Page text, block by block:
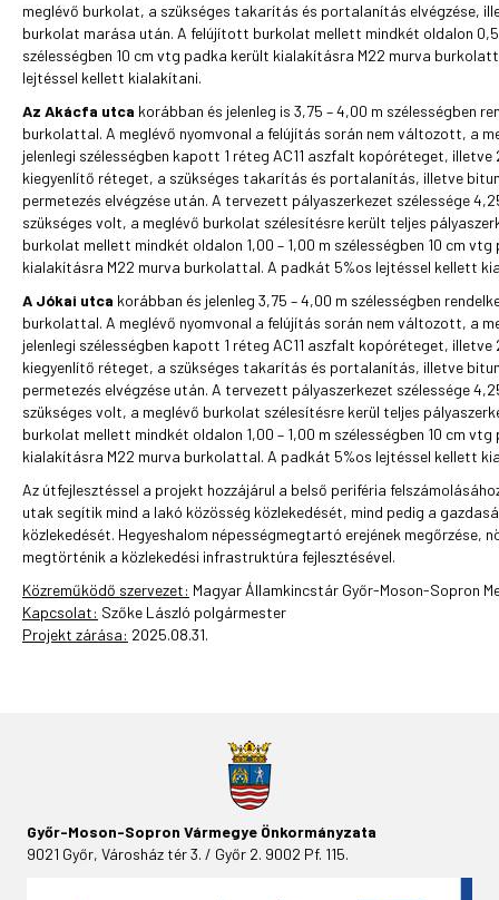
meglévő burkolat, a szükséges takarítás és portalanítás elvégzése,
burkolat marása után. A felújított burkolat mellett mindkét oldalon
szélességben 10 cm vtg padka került kialakításra M22 murva
lejtéssel kellett kialakítani.
Az Akácfa utca korábban és jelenleg is 3,75 – 4,00 m szélességben
burkolattal. A meglévő nyomvonal a felújítás során nem változott, a
jelenlegi szélességben kapott 1 réteg AC11 aszfalt kopóréteget, illetve
kiegyenlítő réteget, a szükséges takarítás és portalanítás, illetve
permetezés elvégzése után. A tervezett pályaszerkezet szélessége
szükséges volt, a meglévő burkolat szélesítésre került teljes
burkolat mellett mindkét oldalon 1,00 – 1,00 m szélességben 10 cm
kialakításra M22 murva burkolattal. A padkát 5%os lejtéssel kellett
A Jókai utca korábban és jelenleg 3,75 – 4,00 m szélességben
burkolattal. A meglévő nyomvonal a felújítás során nem változott, a
jelenlegi szélességben kapott 1 réteg AC11 aszfalt kopóréteget, illetve
kiegyenlítő réteget, a szükséges takarítás és portalanítás, illetve
permetezés elvégzése után. A tervezett pályaszerkezet szélessége
szükséges volt, a meglévő burkolat szélesítésre kerül teljes
burkolat mellett mindkét oldalon 1,00 – 1,00 m szélességben 10 cm
kialakításra M22 murva burkolattal. A padkát 5%os lejtéssel kellett
Az útfejlesztéssel a projekt hozzájárul a belső periféria
utak segítik mind a lakó közösség közlekedését, mind pedig a
közlekedését. Hegyeshalom népességmegtartó erejének megőrzése,
megtörténik a közlekedési infrastruktúra fejlesztésével.
Közreműködő szervezet: Magyar Államkincstár Győr-Moson-Sopron
Kapcsolat: Szőke László polgármester
Projekt zárása: 2025.08.31.
Győr-Moson-Sopron Vármegye Önkormányzata
9021 Győr, Városház tér 3. / Győr 2. 9002 Pf. 115.